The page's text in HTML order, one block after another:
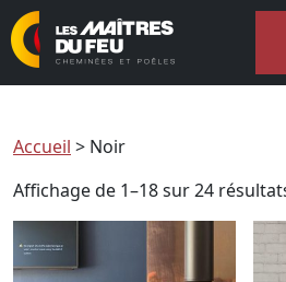
Accueil > Noir
Affichage de 1–18 sur 24